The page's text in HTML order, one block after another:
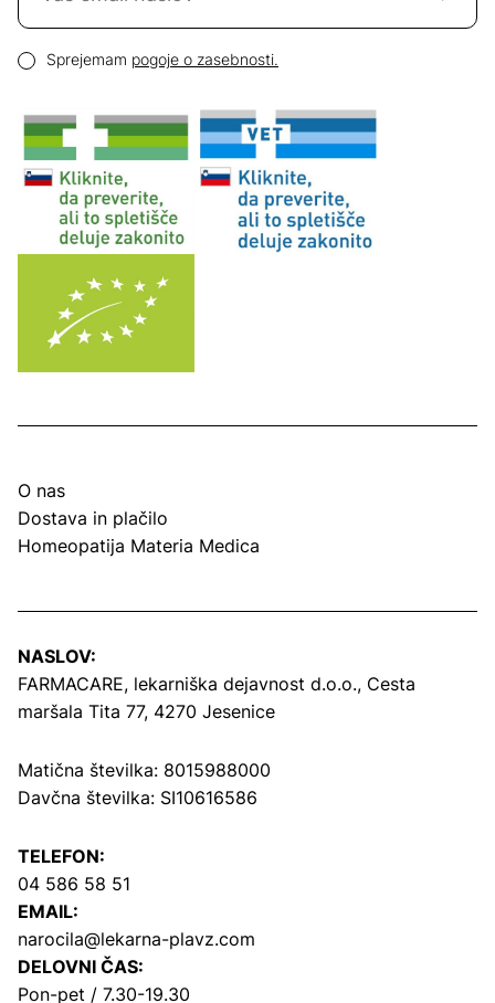
Pogoji zasebnosti
Sprejemam pogoje o zasebnosti.
O nas
Dostava in plačilo
Homeopatija Materia Medica
NASLOV:
FARMACARE, lekarniška dejavnost d.o.o., Cesta
maršala Tita 77, 4270 Jesenice
Matična številka: 8015988000
Davčna številka: SI10616586
TELEFON:
04 586 58 51
EMAIL:
narocila@lekarna-plavz.com
DELOVNI ČAS:
Pon-pet / 7.30-19.30